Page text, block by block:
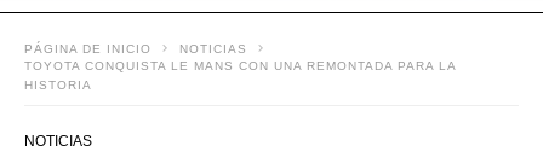
PÁGINA DE INICIO
NOTICIAS
TOYOTA CONQUISTA LE MANS CON UNA REMONTADA PARA LA
HISTORIA
NOTICIAS